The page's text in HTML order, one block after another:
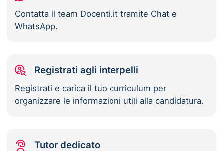
Contatta il team Docenti.it tramite Chat e
WhatsApp.
Registrati agli interpelli
Registrati e carica il tuo curriculum per
organizzare le informazioni utili alla candidatura.
Tutor dedicato